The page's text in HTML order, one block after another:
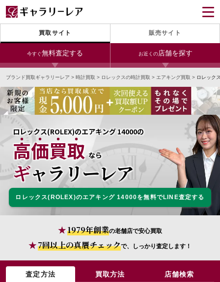
買取サイト 販売サイト
今すぐ無料査定する お近くの店舗を探す
今すぐLINE査定
24時間受付（対応時間10:00～19:00）
宅配買取を申し込む
今すぐ電話査定
受付時間 10:00～19:00
銀座本店 青山表参道店 新宿東口店
心斎橋本店
なんば店 神戸元町(三宮)店 LAB大阪
宅配買取を申し込む
ブランド買取ギャラリーレア > 時計買取 > ロレックスの時計買取 > エアキング買取 > ロレック
ロレックス(ROLEX)のエアキング 14000の
高価買取 なら
ギャラリーレア
ロレックス(ROLEX)のエアキング 14000を無料でLINE査定する
1979年創業の老舗店で安心買取
7回以上の真贋チェックで、しっかり査定します！
査定方法 買取方法 店舗検索